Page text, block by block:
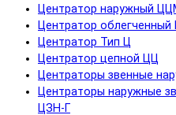
Центратор наружный
Центратор
Центратор Тип Ц
Центратор цепной ЦЦ
Центраторы звенные
Центраторы наружные
ЦЗН-Г